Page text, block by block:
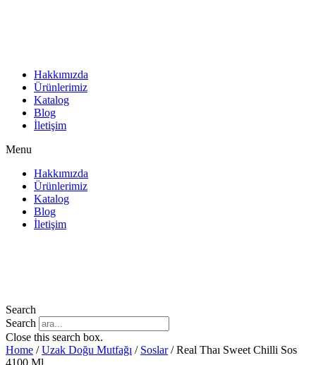
Hakkımızda
Ürünlerimiz
Katalog
Blog
İletişim
Menu
Hakkımızda
Ürünlerimiz
Katalog
Blog
İletişim
Search
Search
Close this search box.
Home /Uzak Doğu Mutfağı / Soslar/ Real Thaı Sweet Chilli Sos
4100 Ml